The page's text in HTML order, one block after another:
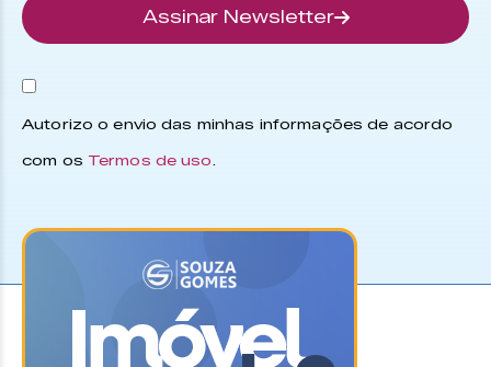
Assinar Newsletter
Autorizo o envio das minhas informações de acordo
com os Termos de uso.